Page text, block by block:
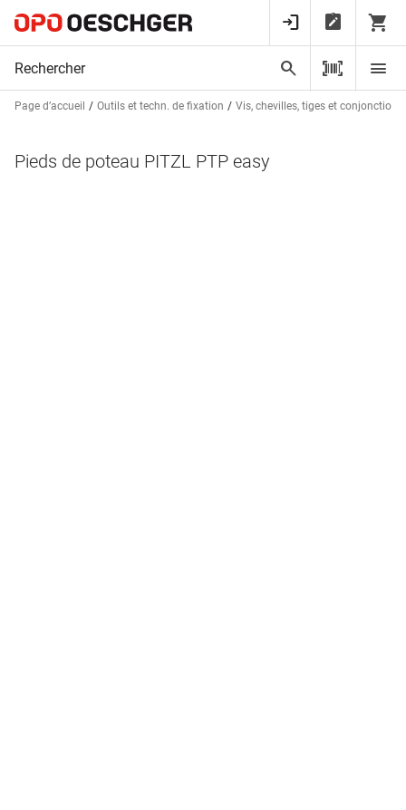
Page d’accueil Outils et techn. de fixation Vis, chevilles, tiges et conjonctions
Pieds de poteau PITZL PTP easy